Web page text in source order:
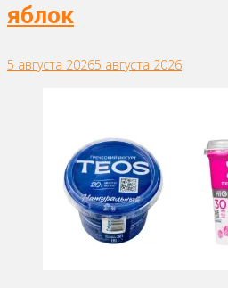
яблок
5 августа 20265 августа 2026